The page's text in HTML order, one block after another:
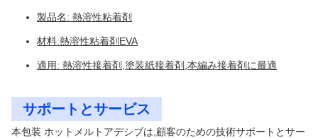
製品名: 熱溶性粘着剤
材料:熱溶性粘着剤EVA
適用: 熱溶性接着剤,塗装紙接着剤,本編み接着剤に最適
サポートとサービス
本包装 ホットメルトアデシブは,顧客のための技術サポートとサー